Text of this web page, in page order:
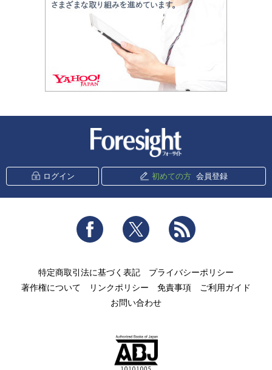
ログイン 初めての方 会員登録
Facebook Twitter
特定商取引法に基づく表記
プライバシーポリシー
著作権について
リンクポリシー 免責事項
ご利用ガイド
お問い合わせ